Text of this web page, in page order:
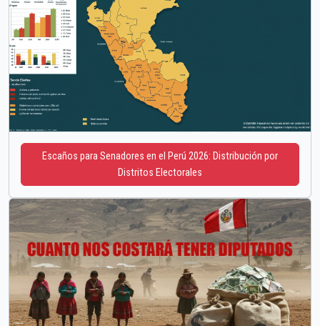
Escaños para Senadores en el Perú 2026: Distribución por
Distritos Electorales